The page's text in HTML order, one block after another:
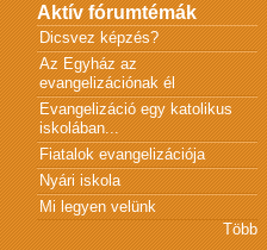
Aktív fórumtémák
Dicsvez képzés?
Az Egyház az
evangelizációnak él
Evangelizáció egy katolikus
iskolában...
Fiatalok evangelizációja
Nyári iskola
Mi legyen velünk
Több